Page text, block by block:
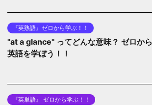
『英熟語』ゼロから学ぶ！！
"at a glance" ってどんな意味？ ゼロから
英語を学ぼう！！
『英単語』 ゼロから学ぶ！！